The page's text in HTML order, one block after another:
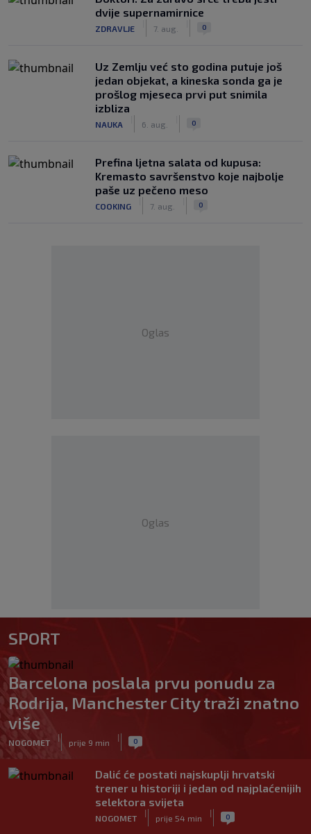
dvije supernamirnice
ZDRAVLJE 7. aug. 0
Uz Zemlju već sto godina putuje još
jedan objekat, a kineska sonda ga je
prošlog mjeseca prvi put snimila
izbliza
NAUKA 6. aug. 0
Prefina ljetna salata od kupusa:
Kremasto savršenstvo koje najbolje
paše uz pečeno meso
COOKING 7. aug. 0
Oglas
Oglas
SPORT
Barcelona poslala prvu ponudu za
Rodrija, Manchester City traži znatno
više
NOGOMET
|
prije 9 min
| 0
Dalić će postati najskuplji hrvatski
trener u historiji i jedan od najplaćenijih
selektora svijeta
NOGOMET
|
prije 54 min
| 0